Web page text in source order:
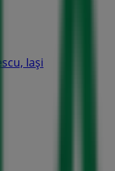
Iași